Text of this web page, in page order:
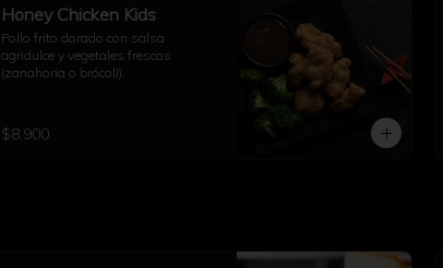
Honey Chicken Kids
Pollo frito dorado con salsa
agridulce y vegetales frescos
(zanahoria o brócoli).
$8.900